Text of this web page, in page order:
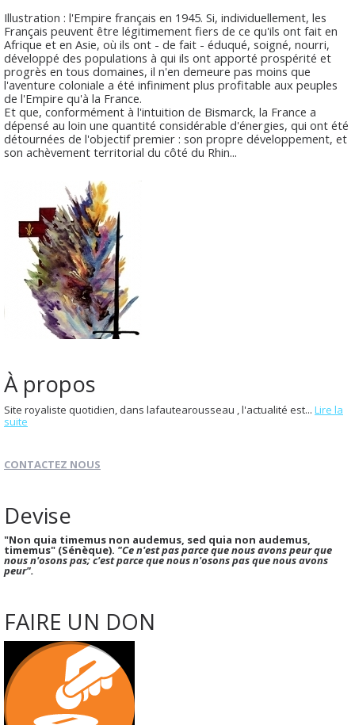
Illustration : l'Empire français en 1945. Si, individuellement, les
Français peuvent être légitimement fiers de ce qu'ils ont fait en
Afrique et en Asie, où ils ont - de fait - éduqué, soigné, nourri,
développé des populations à qui ils ont apporté prospérité et
progrès en tous domaines, il n'en demeure pas moins que
l'aventure coloniale a été infiniment plus profitable aux peuples
de l'Empire qu'à la France.
Et que, conformément à l'intuition de Bismarck, la France a
dépensé au loin une quantité considérable d'énergies, qui ont été
détournées de l'objectif premier : son propre développement, et
son achèvement territorial du côté du Rhin...
À propos
Site royaliste quotidien, dans lafautearousseau , l'actualité est... Lire la
suite
CONTACTEZ NOUS
Devise
"Non quia timemus non audemus, sed quia non audemus,
timemus" (Sénèque). "Ce n'est pas parce que nous avons peur que
nous n'osons pas; c'est parce que nous n'osons pas que nous avons
peur".
FAIRE UN DON